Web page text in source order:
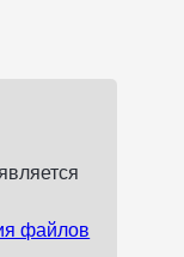
файлов